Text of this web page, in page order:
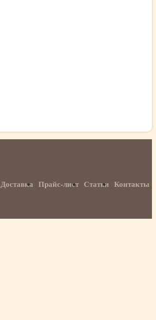
Доставка Прайс-лист Статьи Контакты